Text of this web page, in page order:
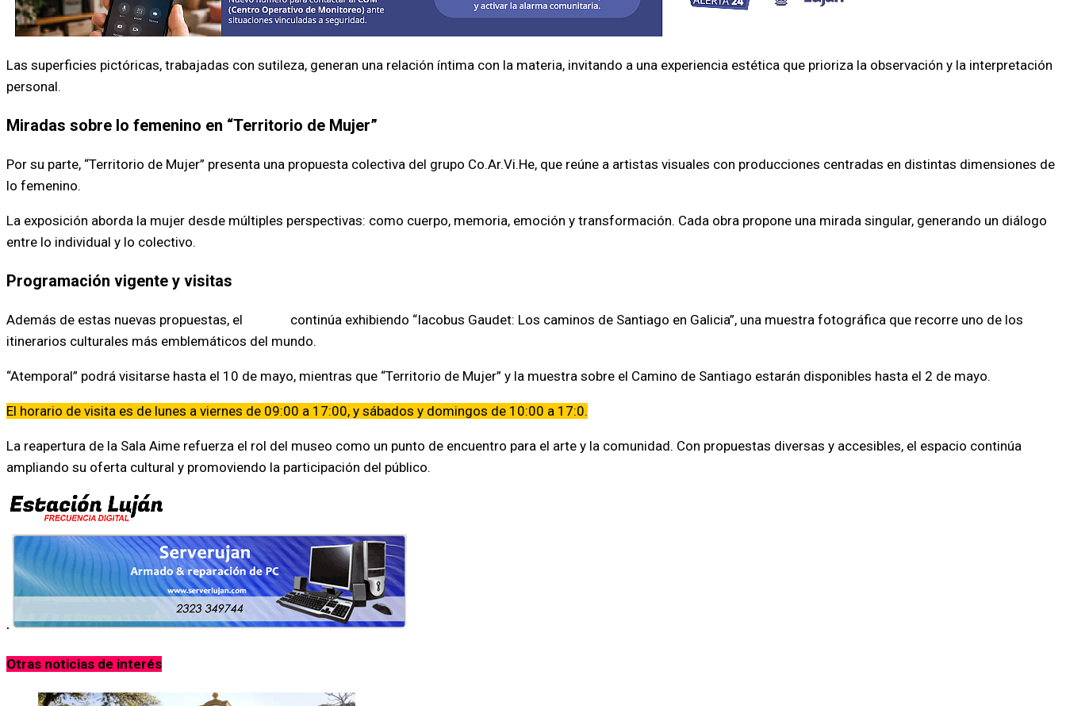
Las superficies pictóricas, trabajadas con sutileza, generan una relación íntima con la materia, invitando a una experiencia estética que prioriza la observación y la interpretación
personal.
Miradas sobre lo femenino en “Territorio de Mujer”
Por su parte, “Territorio de Mujer” presenta una propuesta colectiva del grupo Co.Ar.Vi.He, que reúne a artistas visuales con producciones centradas en distintas dimensiones de
lo femenino.
La exposición aborda la mujer desde múltiples perspectivas: como cuerpo, memoria, emoción y transformación. Cada obra propone una mirada singular, generando un diálogo
entre lo individual y lo colectivo.
Programación vigente y visitas
Además de estas nuevas propuestas, el
continúa exhibiendo “Iacobus Gaudet: Los caminos de Santiago en Galicia”, una muestra fotográfica que recorre uno de los
itinerarios culturales más emblemáticos del mundo.
“Atemporal” podrá visitarse hasta el 10 de mayo, mientras que “Territorio de Mujer” y la muestra sobre el Camino de Santiago estarán disponibles hasta el 2 de mayo.
El horario de visita es de lunes a viernes de 09:00 a 17:00, y sábados y domingos de 10:00 a 17:0.
La reapertura de la Sala Aime refuerza el rol del museo como un punto de encuentro para el arte y la comunidad. Con propuestas diversas y accesibles, el espacio continúa
ampliando su oferta cultural y promoviendo la participación del público.
.
Otras noticias de interés